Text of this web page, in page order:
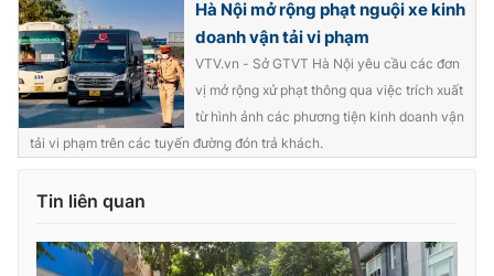
Ðiện thoại Thời báo VTV:024.66 897 897
Email:toasoan@vtv.vn
Liên hệ quảng cáo:024-7300.7108
Hà Nội mở rộng phạt nguội xe kinh
doanh vận tải vi phạm
VTV.vn - Sở GTVT Hà Nội yêu cầu các đơn
vị mở rộng xử phạt thông qua việc trích xuất
từ hình ảnh các phương tiện kinh doanh vận
tải vi phạm trên các tuyến đường đón trả khách.
Tin liên quan